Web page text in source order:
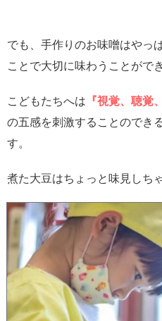
でも、手作りのお味噌はやっ
ことで大切に味わうことがで
こどもたちへは 『視覚、聴覚
の五感を刺激することのでき
す。
煮た大豆はちょっと味見しち